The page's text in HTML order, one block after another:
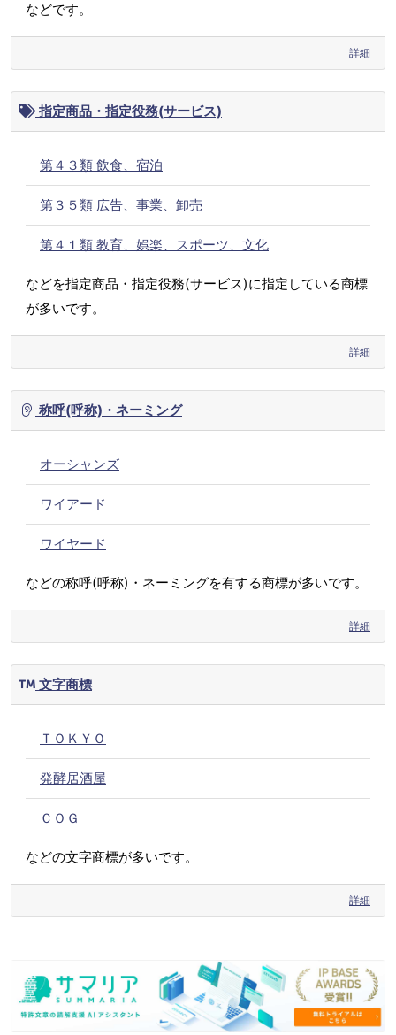
などです。
詳細
指定商品・指定役務(サービス)
第４３類 飲食、宿泊
第３５類 広告、事業、卸売
第４１類 教育、娯楽、スポーツ、文化
などを指定商品・指定役務(サービス)に指定している商標
が多いです。
詳細
称呼(呼称)・ネーミング
オーシャンズ
ワイアード
ワイヤード
などの称呼(呼称)・ネーミングを有する商標が多いです。
詳細
文字商標
ＴＯＫＹＯ
発酵居酒屋
ＣＯＧ
などの文字商標が多いです。
詳細